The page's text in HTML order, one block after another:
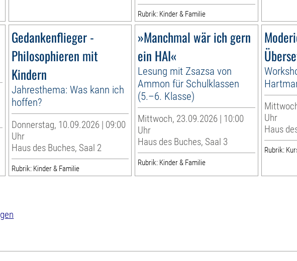
Rubrik: Kinder & Familie
Gedankenflieger -
Philosophieren mit
Kindern
Jahresthema: Was kann ich
hoffen?
Donnerstag, 10.09.2026 | 09:00
Uhr
Haus des Buches, Saal 2
Rubrik: Kinder & Familie
»Manchmal wär ich gern
ein HAI«
Lesung mit Zsazsa von
Ammon für Schulklassen
(5.–6. Klasse)
Mittwoch, 23.09.2026 | 10:00
Uhr
Haus des Buches, Saal 3
Rubrik: Kinder & Familie
Uhr
Haus
Rubrik: